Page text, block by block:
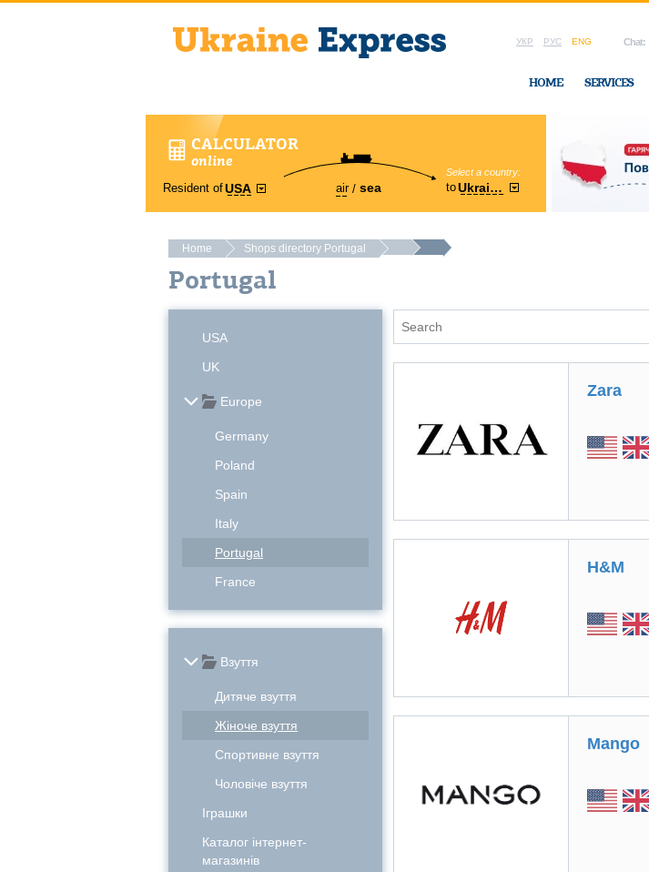
УКР РУС ENG Chat:
HOME SERVICES
CALCULATOR
online
Resident ofUSA air sea
Select a country:
toUkraine
Region:
Cherkasy
Home Shops directory Portugal
Portugal
USA
UK
Europe
Germany
Poland
Spain
Italy
Portugal
France
Взуття
Дитяче взуття
Жіноче взуття
Спортивне взуття
Чоловіче взуття
Іграшки
Каталог інтернет-
магазинів
Zara
H&M
Mango